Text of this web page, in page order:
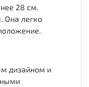
28 см.
Она легко
дизайном и